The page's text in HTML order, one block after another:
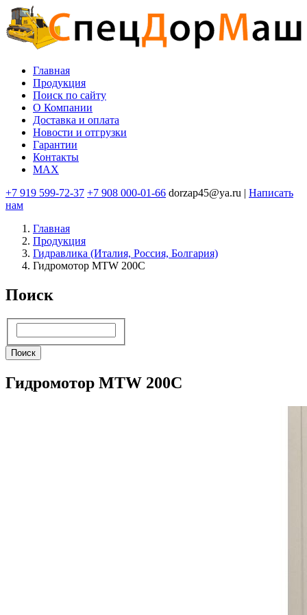
Перейти
к
основному
содержанию
Основная
навигация
Главная
Продукция
Поиск по сайту
O Компании
Доставка и оплата
Новости и отгрузки
Гарантии
Контакты
MAX
+7 919 599-72-37 +7 908 000-01-66 dorzap45@ya.ru | Написать
нам
Главная
Продукция
Гидравлика (Италия, Россия, Болгария)
Гидромотор MTW 200С
Поиск
Поиск
Гидромотор MTW 200С